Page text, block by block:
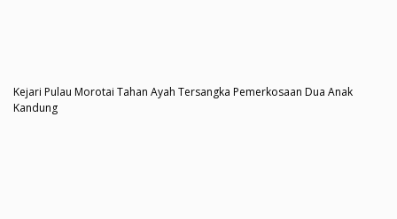
Kejari Pulau Morotai Tahan Ayah Tersangka Pemerkosaan Dua Anak
Kandung